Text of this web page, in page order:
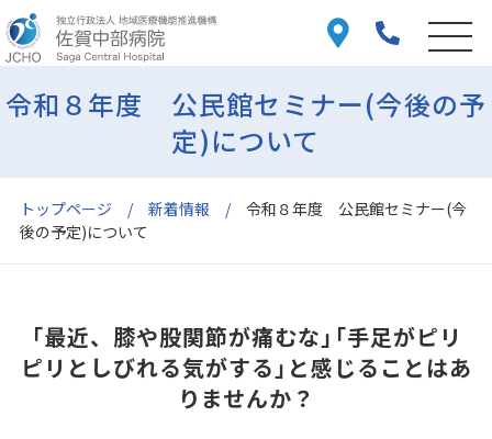
トップページ 新着情報
令和８年度 公民館セミナー(今
後の予定)について
令和８年度 公民館セミナー(今後の予
定)について
「最近、膝や股関節が痛むな」「手足がピリ
ピリとしびれる気がする」と感じることはあ
りませんか？